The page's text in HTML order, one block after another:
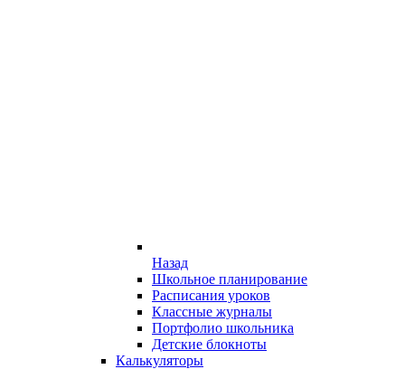
Назад
Школьное планирование
Расписания уроков
Классные журналы
Портфолио школьника
Детские блокноты
Калькуляторы